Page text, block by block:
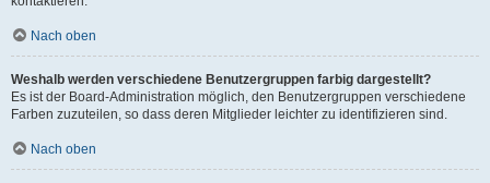
Nach oben
Weshalb werden verschiedene Benutzergruppen farbig dargestellt?
Es ist der Board-Administration möglich, den Benutzergruppen verschiedene
Farben zuzuteilen, so dass deren Mitglieder leichter zu identifizieren sind.
Nach oben